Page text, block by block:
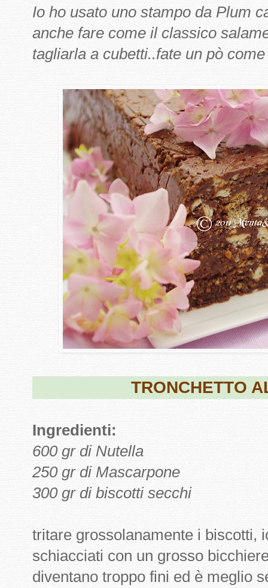
Io ho usato uno stampo da Plum
anche fare come il classico
tagliarla a cubetti..fate un pò
TRONCHETTO
Ingredienti:
600 gr di Nutella
250 gr di Mascarpone
300 gr di biscotti secchi
tritare grossolanamente i biscotti,
schiacciati con un grosso
diventano troppo fini ed è meglio